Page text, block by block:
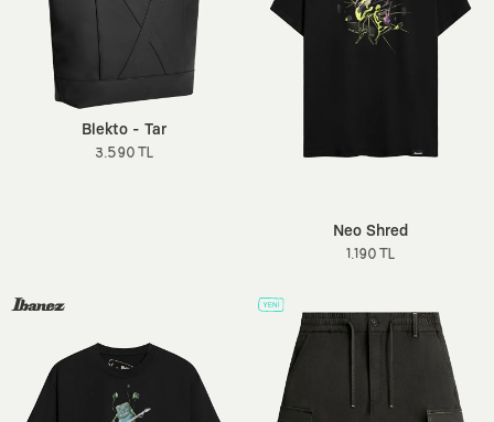
Blekto - Tar
3.590 TL
Neo Shred
1.190 TL